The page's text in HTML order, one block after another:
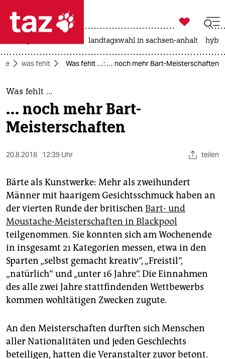
 taz zahl ich
taz zahl ich
themen
politik
öko
gesellschaft
kultur
sport
berlin
nord
wahrheit
verlag
veranstaltungen
shop

taz zahl ich
landtagswahl in sachsen-anhalt
was fehlt Was fehlt …: … noch mehr Bart-Meisterschaften
Was fehlt …
… noch mehr Bart-
Meisterschaften
20.8.2018 12:39 Uhr teilen
Bärte als Kunstwerke: Mehr als zweihundert
Männer mit haarigem Gesichtsschmuck haben an
der vierten Runde der britischen Bart- und
Moustache-Meisterschaften in Blackpool
teilgenommen. Sie konnten sich am Wochenende
in insgesamt 21 Kategorien messen, etwa in den
Sparten „selbst gemacht kreativ“, „Freistil“,
„natürlich“ und „unter 16 Jahre“. Die Einnahmen
des alle zwei Jahre stattfindenden Wettbewerbs
kommen wohltätigen Zwecken zugute.
An den Meisterschaften durften sich Menschen
aller Nationalitäten und jeden Geschlechts
beteiligen, hatten die Veranstalter zuvor betont.